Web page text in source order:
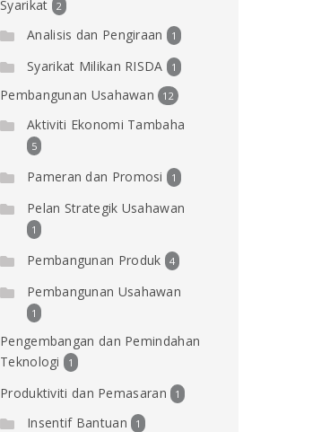
Syarikat
2
Analisis dan Pengiraan 1
Syarikat Milikan RISDA 1
Pembangunan Usahawan 12
Aktiviti Ekonomi Tambaha
5
Pameran dan Promosi 1
Pelan Strategik Usahawan
1
Pembangunan Produk 4
Pembangunan Usahawan
1
Pengembangan dan Pemindahan
Teknologi
1
Produktiviti dan Pemasaran 1
Insentif Bantuan 1